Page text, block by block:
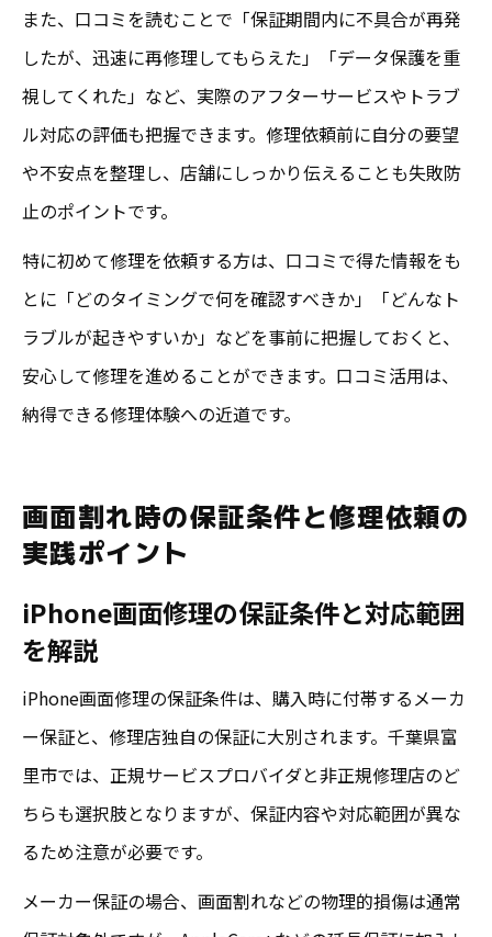
また、口コミを読むことで「保証期間内に不具合が再発
したが、迅速に再修理してもらえた」「データ保護を重
視してくれた」など、実際のアフターサービスやトラブ
ル対応の評価も把握できます。修理依頼前に自分の要望
や不安点を整理し、店舗にしっかり伝えることも失敗防
止のポイントです。
特に初めて修理を依頼する方は、口コミで得た情報をも
とに「どのタイミングで何を確認すべきか」「どんなト
ラブルが起きやすいか」などを事前に把握しておくと、
安心して修理を進めることができます。口コミ活用は、
納得できる修理体験への近道です。
画面割れ時の保証条件と修理依頼の
実践ポイント
iPhone画面修理の保証条件と対応範囲
を解説
iPhone画面修理の保証条件は、購入時に付帯するメーカ
ー保証と、修理店独自の保証に大別されます。千葉県富
里市では、正規サービスプロバイダと非正規修理店のど
ちらも選択肢となりますが、保証内容や対応範囲が異な
るため注意が必要です。
メーカー保証の場合、画面割れなどの物理的損傷は通常